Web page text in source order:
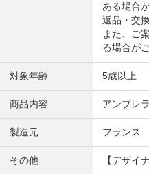
ある場合
返品・交
また、ご
る場合が
対象年齢 5歳以上
商品内容 アンブレ
製造元 フランス
その他 【デザイ